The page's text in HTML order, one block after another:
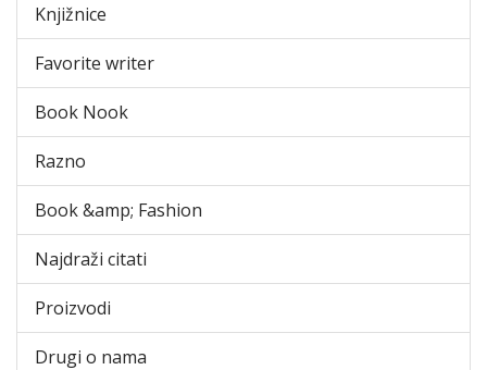
Knjižnice
Favorite writer
Book Nook
Razno
Book &amp; Fashion
Najdraži citati
Proizvodi
Drugi o nama